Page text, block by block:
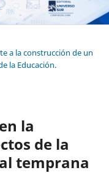
a la construcción de un
la Educación.
la
de la
temprana